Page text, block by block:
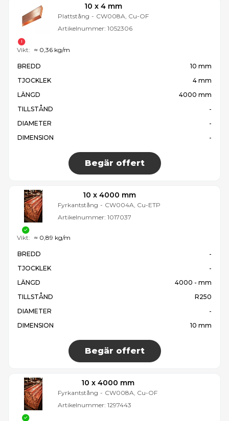
10 x 4 mm
Plattstång - CW008A, Cu-OF
Artikelnummer: 1052306
BREDD
10 mm
TJOCKLEK
4 mm
LÄNGD
4000 mm
TILLSTÅND
-
DIAMETER
-
DIMENSION
-
Begär offert
Vikt: ≈ 0,36 kg/m
10 x 4000 mm
Fyrkantstång - CW004A, Cu-ETP
Artikelnummer: 1017037
BREDD
-
TJOCKLEK
-
LÄNGD
4000 - mm
TILLSTÅND
R250
DIAMETER
-
DIMENSION
10 mm
Begär offert
Vikt: ≈ 0,89 kg/m
10 x 4000 mm
Fyrkantstång - CW008A, Cu-OF
Artikelnummer: 1297443